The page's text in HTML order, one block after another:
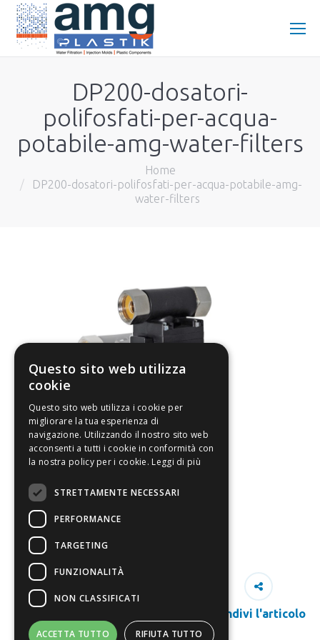
DP200-dosatori-
polifosfati-per-acqua-
potabile-amg-water-filters
Home
DP200-dosatori-polifosfati-per-acqua-potabile-amg-
water-filters
Condivi l'articolo
Questo sito web utilizza
cookie
Questo sito web utilizza i cookie per
migliorare la tua esperienza di
navigazione. Utilizzando il nostro sito web
acconsenti a tutti i cookie in conformità con
la nostra policy per i cookie. Leggi di più
STRETTAMENTE NECESSARI
PERFORMANCE
TARGETING
FUNZIONALITÀ
NON CLASSIFICATI
ACCETTA TUTTO RIFIUTA TUTTO